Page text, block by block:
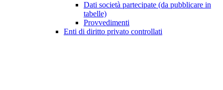
Dati società partecipate (da pubblicare in
tabelle)
Provvedimenti
Enti di diritto privato controllati